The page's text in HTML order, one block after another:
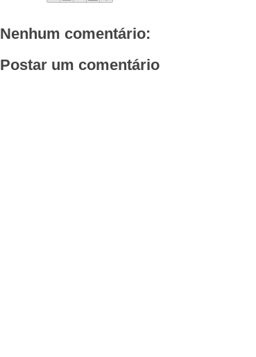
Nenhum comentário:
Postar um comentário